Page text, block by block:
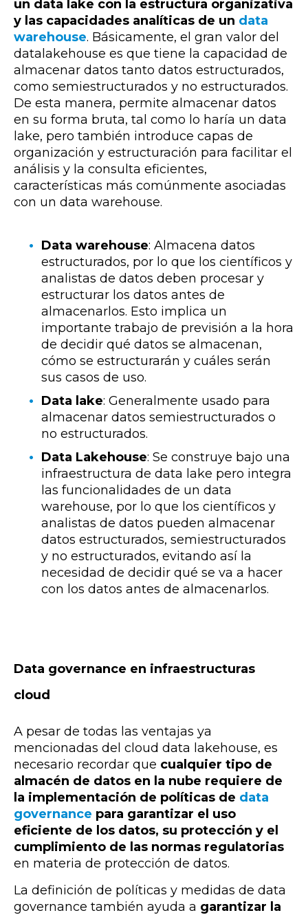
un data lake con la estructura organizativa
y las capacidades analíticas de un data
warehouse. Básicamente, el gran valor del
datalakehouse es que tiene la capacidad de
almacenar datos tanto datos estructurados,
como semiestructurados y no estructurados.
De esta manera, permite almacenar datos
en su forma bruta, tal como lo haría un data
lake, pero también introduce capas de
organización y estructuración para facilitar el
análisis y la consulta eficientes,
características más comúnmente asociadas
con un data warehouse.
Data warehouse: Almacena datos
estructurados, por lo que los científicos y
analistas de datos deben procesar y
estructurar los datos antes de
almacenarlos. Esto implica un
importante trabajo de previsión a la hora
de decidir qué datos se almacenan,
cómo se estructurarán y cuáles serán
sus casos de uso.
Data lake: Generalmente usado para
almacenar datos semiestructurados o
no estructurados.
Data Lakehouse: Se construye bajo una
infraestructura de data lake pero integra
las funcionalidades de un data
warehouse, por lo que los científicos y
analistas de datos pueden almacenar
datos estructurados, semiestructurados
y no estructurados, evitando así la
necesidad de decidir qué se va a hacer
con los datos antes de almacenarlos.
Data governance en infraestructuras
cloud
A pesar de todas las ventajas ya
mencionadas del cloud data lakehouse, es
necesario recordar que cualquier tipo de
almacén de datos en la nube requiere de
la implementación de políticas de data
governance para garantizar el uso
eficiente de los datos, su protección y el
cumplimiento de las normas regulatorias
en materia de protección de datos.
La definición de políticas y medidas de data
governance también ayuda a garantizar la